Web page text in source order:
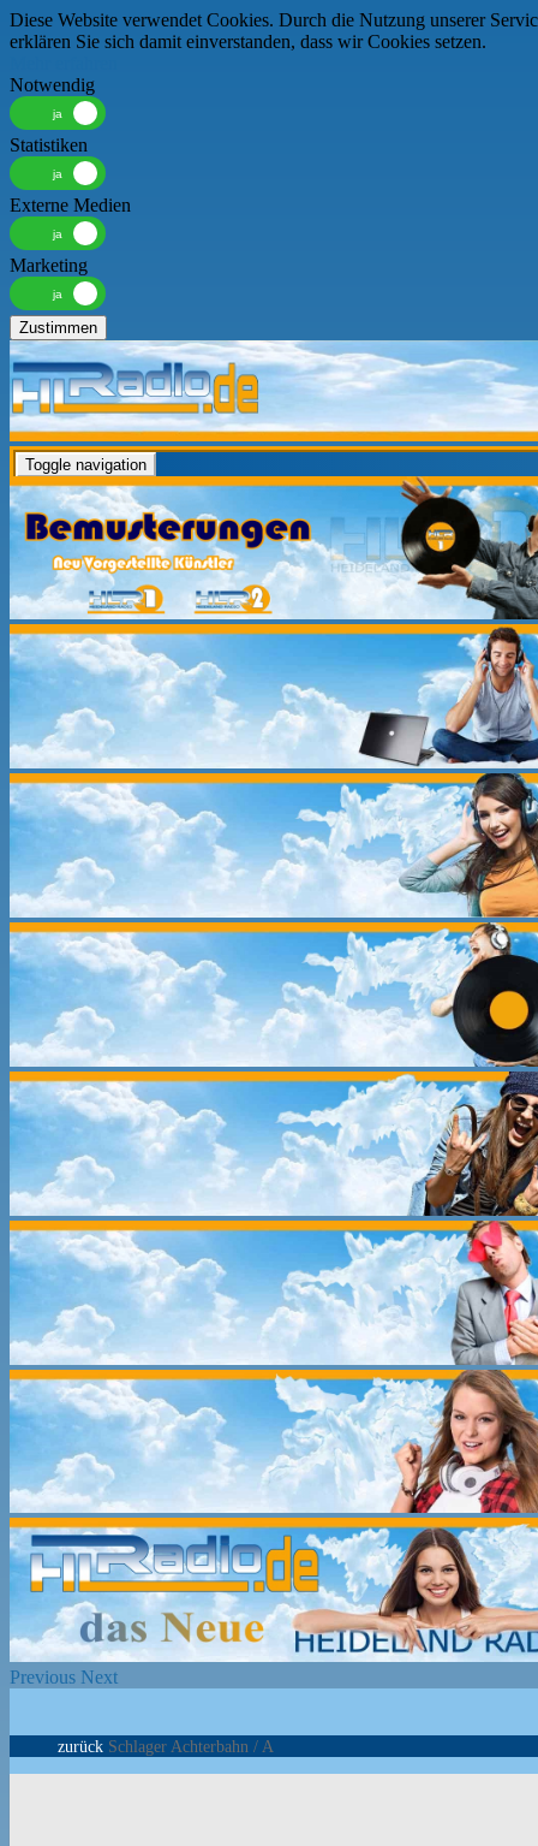
Diese Website verwendet Cookies. Durch die Nutzung unserer
erklären Sie sich damit einverstanden, dass wir Cookies setzen.
Notwendig
Statistiken
Externe Medien
Marketing
Zustimmen
Toggle navigation
Previous Next
zurück Schlager Achterbahn / A